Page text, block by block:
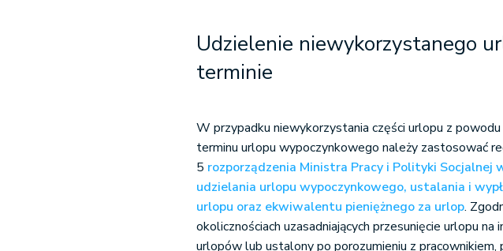
Udzielenie niewykorzystanego
terminie
W przypadku niewykorzystania części urlopu z
terminu urlopu wypoczynkowego należy zastosować
5 rozporządzenia Ministra Pracy i Polityki Socjalnej
udzielania urlopu wypoczynkowego, ustalania i
urlopu oraz ekwiwalentu pieniężnego za urlop.
okolicznościach uzasadniających przesunięcie urlopu
urlopów lub ustalony po porozumieniu z pracownikiem,